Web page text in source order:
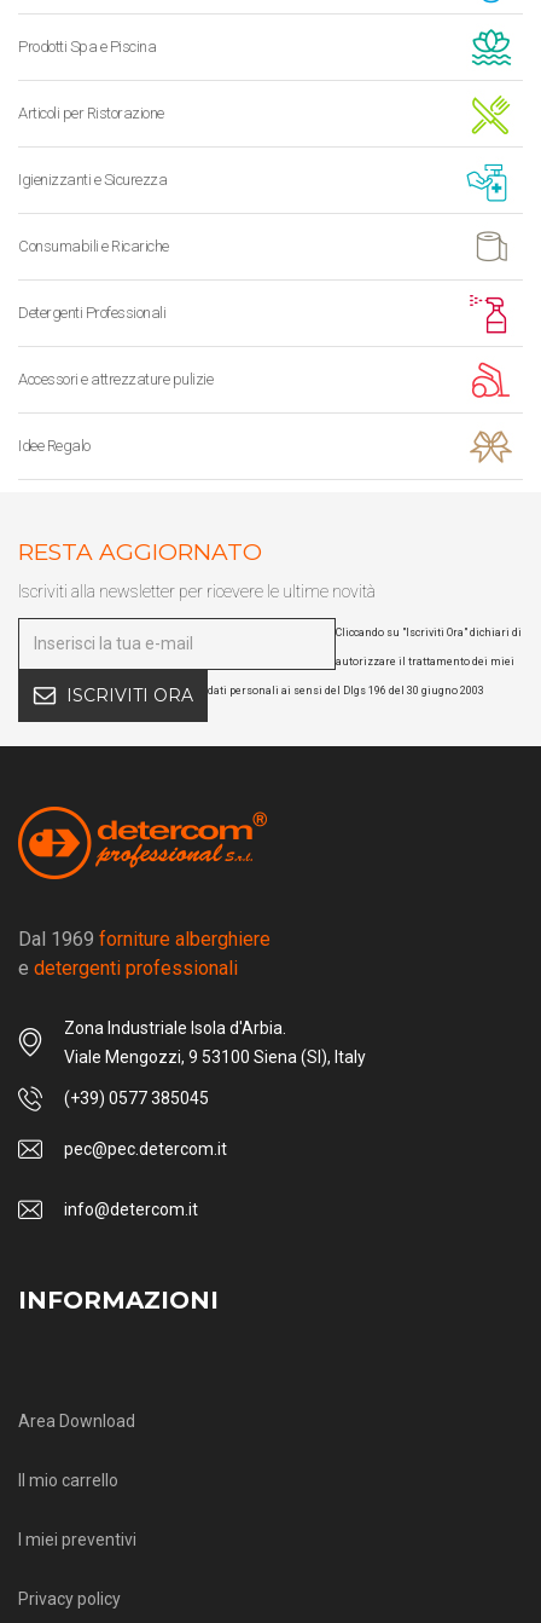
Prodotti Spa e Piscina
Articoli per Ristorazione
Igienizzanti e Sicurezza
Consumabili e Ricariche
Detergenti Professionali
Accessori e attrezzature pulizie
Idee Regalo
RESTA AGGIORNATO
Iscriviti alla newsletter per ricevere le ultime novità
ISCRIVITI ORA
Cliccando su "Iscriviti Ora" dichiari di
autorizzare il trattamento dei miei
dati personali ai sensi del Dlgs 196 del 30 giugno 2003
Dal 1969 forniture alberghiere
e detergenti professionali
Zona Industriale Isola d'Arbia.
Viale Mengozzi, 9 53100 Siena (SI), Italy
(+39) 0577 385045
pec@pec.detercom.it
info@detercom.it
INFORMAZIONI
Area Download
Il mio carrello
I miei preventivi
Privacy policy